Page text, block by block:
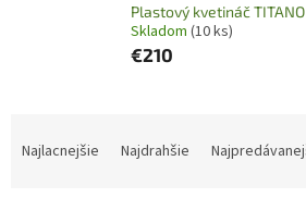
Plastový kvetináč
Skladom (10 ks)
€210
Najlacnejšie Najdrahšie